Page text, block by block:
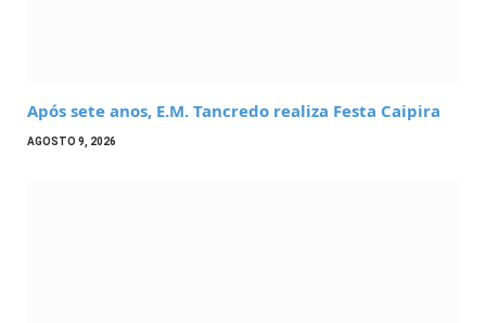
Após sete anos, E.M. Tancredo realiza Festa Caipira
AGOSTO 9, 2026